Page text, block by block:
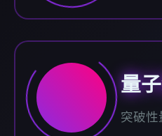
量
突破